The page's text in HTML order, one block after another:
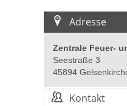
Adresse
Zentrale Feuer-
Seestraße 3
45894
Kontakt